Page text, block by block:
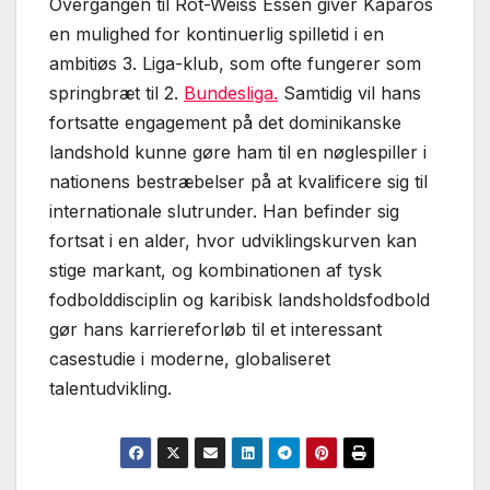
en mulighed for kontinuerlig spilletid i en
ambitiøs 3. Liga-klub, som ofte fungerer som
springbræt til 2. Bundesliga. Samtidig vil hans
fortsatte engagement på det dominikanske
landshold kunne gøre ham til en nøglespiller i
nationens bestræbelser på at kvalificere sig til
internationale slutrunder. Han befinder sig
fortsat i en alder, hvor udviklingskurven kan
stige markant, og kombinationen af tysk
fodbolddisciplin og karibisk landsholdsfodbold
gør hans karriereforløb til et interessant
casestudie i moderne, globaliseret
talentudvikling.